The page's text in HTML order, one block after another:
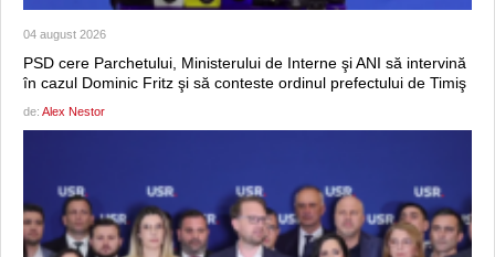
04 august 2026
PSD cere Parchetului, Ministerului de Interne şi ANI să intervină
în cazul Dominic Fritz şi să conteste ordinul prefectului de Timiş
de: Alex Nestor